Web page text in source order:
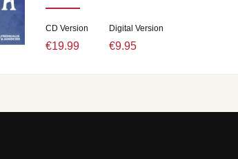
CD Version
€19.99
Digital Version
€9.95